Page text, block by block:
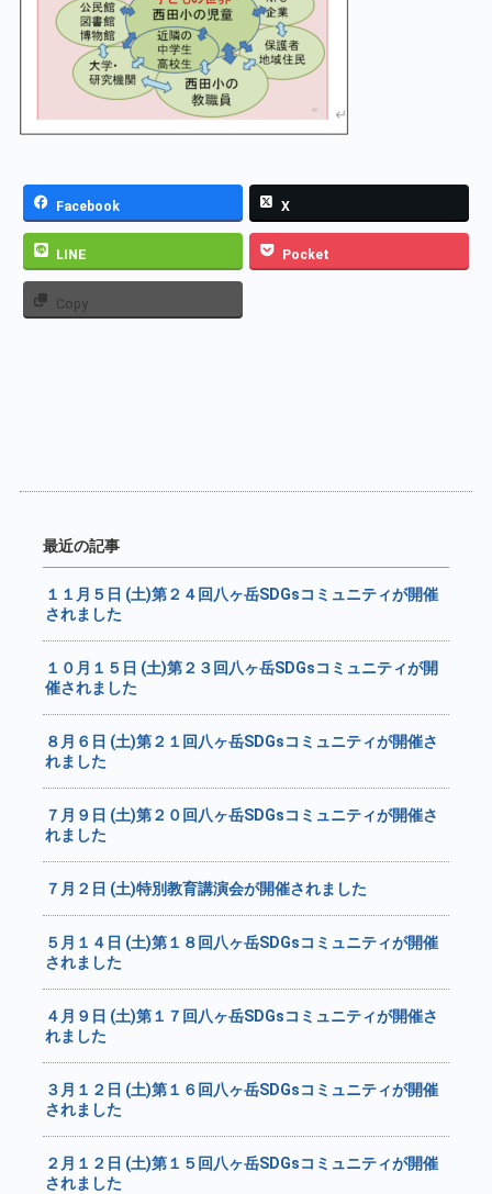
Facebook X
LINE Pocket
Copy
最近の記事
１１月５日 (土)第２４回八ヶ岳SDGsコミュニティが開催
されました
１０月１５日 (土)第２３回八ヶ岳SDGsコミュニティが開
催されました
８月６日 (土)第２１回八ヶ岳SDGsコミュニティが開催さ
れました
７月９日 (土)第２０回八ヶ岳SDGsコミュニティが開催さ
れました
７月２日 (土)特別教育講演会が開催されました
５月１４日 (土)第１８回八ヶ岳SDGsコミュニティが開催
されました
４月９日 (土)第１７回八ヶ岳SDGsコミュニティが開催さ
れました
３月１２日 (土)第１６回八ヶ岳SDGsコミュニティが開催
されました
２月１２日 (土)第１５回八ヶ岳SDGsコミュニティが開催
されました